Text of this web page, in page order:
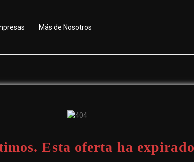
Más de Nosotros
Esta oferta ha